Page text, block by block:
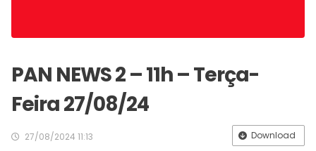
PAN NEWS 2 – 11h – Terça-
Feira 27/08/24
27/08/2024 11:13 Download